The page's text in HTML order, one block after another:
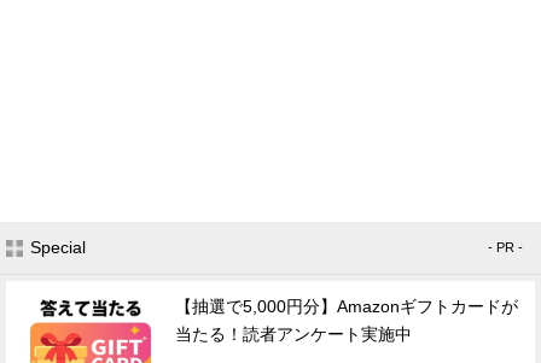
Special - PR -
【抽選で5,000円分】Amazonギフトカードが
当たる！読者アンケート実施中